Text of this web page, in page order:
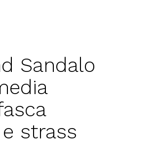
Sandalo
strass